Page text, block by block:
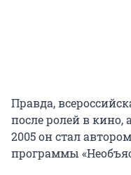
Правда,
после ролей в кино,
2005 он стал
программы